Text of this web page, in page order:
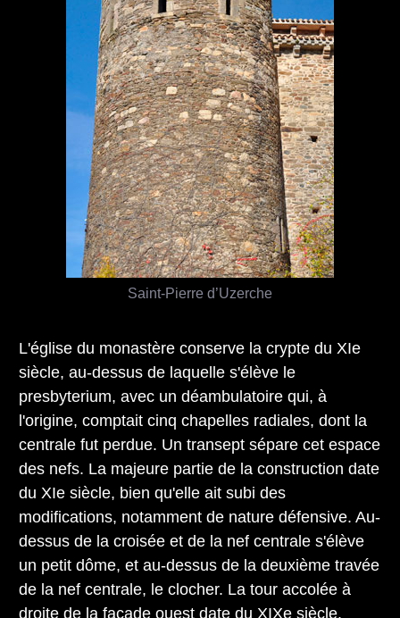
Saint-Pierre d’Uzerche
L'église du monastère conserve la crypte du XIe
siècle, au-dessus de laquelle s'élève le
presbyterium, avec un déambulatoire qui, à
l'origine, comptait cinq chapelles radiales, dont la
centrale fut perdue. Un transept sépare cet espace
des nefs. La majeure partie de la construction date
du XIe siècle, bien qu'elle ait subi des
modifications, notamment de nature défensive. Au-
dessus de la croisée et de la nef centrale s'élève
un petit dôme, et au-dessus de la deuxième travée
de la nef centrale, le clocher. La tour accolée à
droite de la façade ouest date du XIXe siècle.